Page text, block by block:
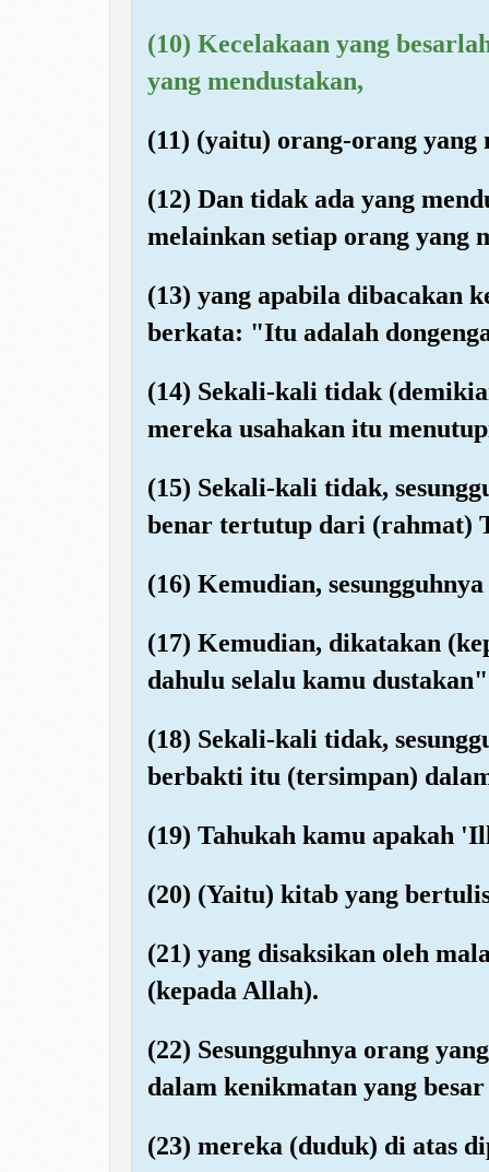
(10) Kecelakaan yang
yang mendustakan,
(11) (yaitu) orang-orang yang
(12) Dan tidak ada yang
melainkan setiap orang yang
(13) yang apabila dibacakan
berkata: "Itu adalah
(14) Sekali-kali tidak
mereka usahakan itu
(15) Sekali-kali tidak,
benar tertutup dari (rahmat)
(16) Kemudian,
(17) Kemudian, dikatakan
dahulu selalu kamu
(18) Sekali-kali tidak,
berbakti itu (tersimpan)
(19) Tahukah kamu apakah
(20) (Yaitu) kitab yang
(21) yang disaksikan oleh
(kepada Allah).
(22) Sesungguhnya orang
dalam kenikmatan yang
(23) mereka (duduk) di atas